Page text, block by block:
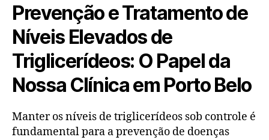
Prevenção e Tratamento de
Níveis Elevados de
Triglicerídeos: O Papel da
Nossa Clínica em Porto Belo
Manter os níveis de triglicerídeos sob controle é
fundamental para a prevenção de doenças